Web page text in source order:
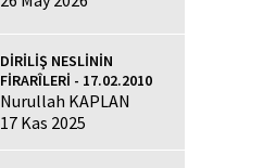
DİRİLİŞ NESLİNİN
FİRARÎLERİ - 17.02.2010
Nurullah KAPLAN
17 Kas 2025